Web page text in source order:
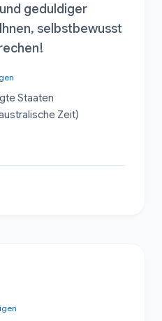
geduldiger
selbstbewusst
Staaten
Zeit)